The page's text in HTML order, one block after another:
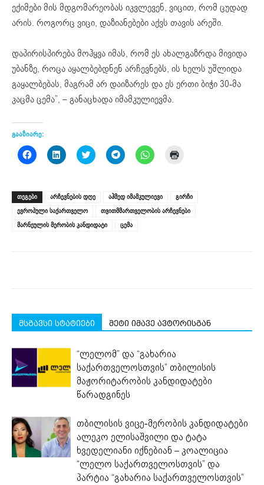
ექიმები მის მდგომარეობას იკვლევენ, ვიცით, რომ ცუდად
არის. როგორც ვიცი, დაზიანებები აქვს თავის არეში.
დაპირისპირება მოჰყვა იმას, რომ ეს ახალგაზრდა მივიდა
უბანზე, როცა აყალბებდნენ არჩევნებს, ის ხელს უშლიდა
გაყალბებას, მაგრამ არ დაიზარეს და ეს ერთი ბიჭი 30-მა
კაცმა ცემა”, – განაცხადა იმამკულიევმა.
გააზიარე:
Click
to
(Opens
in
new
window)
Click
to
(Opens
in
new
window)
Click
to
(Opens
in
new
window)
Click
to
(Opens
in
new
window)
Click
to
in
new
window)
new
window)
ᲗᲔᲒᲔᲑᲘ არჩევნების დღე აჰმედ იმამკულიევი
გირჩი
ევროპული საქართველო
თვითმმართველობის არჩევნები
მარნეულის მერობის კანდიდატი
ცემა
მსგავსი სტატიები მეტი იმავე ავტორისგან
“ლელომ” და “გახარია
საქართველოსთვის” თბილისის
მაჟორიტარობის კანდიდატები
წარადგინეს
თბილისის ვიცე-მერობის კანდიდატები
ალეკო ელისაშვილი და ტატა
ხვედელიანი იქნებიან – კოალიცია
“ლელო საქართველოსთვის” და
პარტია “გახარია საქართველოსთვის”